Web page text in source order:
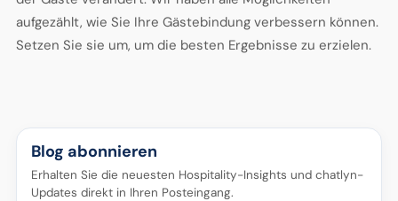
aufgezählt, wie Sie Ihre Gästebindung verbessern können.
Setzen Sie sie um, um die besten Ergebnisse zu erzielen.
Blog abonnieren
Erhalten Sie die neuesten Hospitality-Insights und chatlyn-
Updates direkt in Ihren Posteingang.